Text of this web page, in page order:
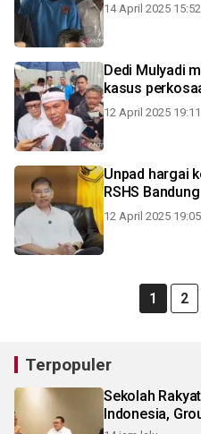
14 April 2025
Dedi Mulyadi
kasus
12 April 2025
Unpad hargai
RSHS Bandung
12 April 2025
1 2
Terpopuler
Sekolah
Indonesia,